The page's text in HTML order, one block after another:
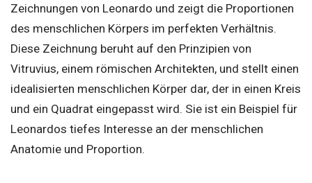
Zeichnungen von Leonardo und zeigt die Proportionen
des menschlichen Körpers im perfekten Verhältnis.
Diese Zeichnung beruht auf den Prinzipien von
Vitruvius, einem römischen Architekten, und stellt einen
idealisierten menschlichen Körper dar, der in einen Kreis
und ein Quadrat eingepasst wird. Sie ist ein Beispiel für
Leonardos tiefes Interesse an der menschlichen
Anatomie und Proportion.